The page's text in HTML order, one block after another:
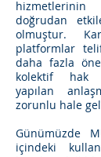
doğrudan
olmuştur.
platformlar
daha fazla
kolektif hak
yapılan
zorunlu hale
Günümüzde
içindeki